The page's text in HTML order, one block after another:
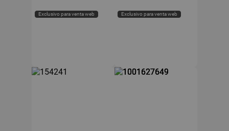
Exclusivo para venta web Exclusivo para venta web